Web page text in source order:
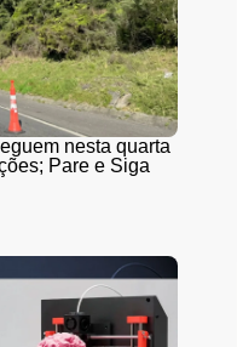
nesta quarta
Pare e Siga